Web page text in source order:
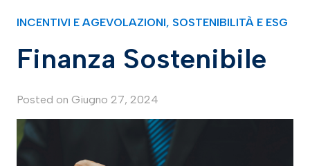
INCENTIVI E AGEVOLAZIONI, SOSTENIBILITÀ E ESG
Finanza Sostenibile
Posted on Giugno 27, 2024